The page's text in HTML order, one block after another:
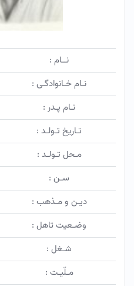
نــام :
نـام خـانوادگـی :
نـام پـدر :
تـاریخ تـولـد :
مـحل تـولـد :
سـن :
دیـن و مـذهب :
وضـعیت تاهل :
شـغل :
مـلّیـت :